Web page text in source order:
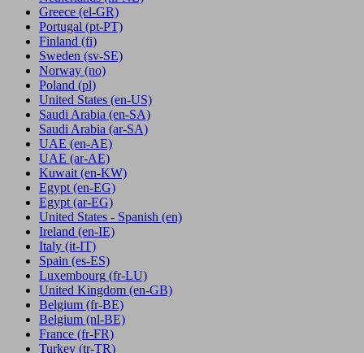
Greece (el-GR)
Portugal (pt-PT)
Finland (fi)
Sweden (sv-SE)
Norway (no)
Poland (pl)
United States (en-US)
Saudi Arabia (en-SA)
Saudi Arabia (ar-SA)
UAE (en-AE)
UAE (ar-AE)
Kuwait (en-KW)
Egypt (en-EG)
Egypt (ar-EG)
United States - Spanish (en)
Ireland (en-IE)
Italy (it-IT)
Spain (es-ES)
Luxembourg (fr-LU)
United Kingdom (en-GB)
Belgium (fr-BE)
Belgium (nl-BE)
France (fr-FR)
Turkey (tr-TR)